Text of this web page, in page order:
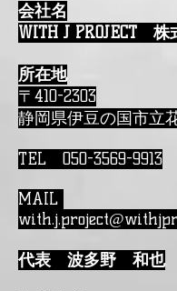
会社名
WITH J PROJECT 株
所在地
〒410-2303
静岡県伊豆の国市立
TEL 050-3569-9913
MAIL
代表 波多野 和也